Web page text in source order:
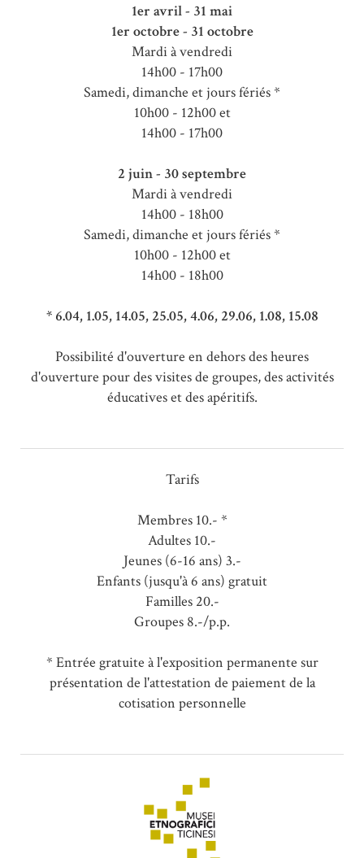
1er avril - 31 mai
1er octobre - 31 octobre
Mardi à vendredi
14h00 - 17h00
Samedi, dimanche et jours fériés *
10h00 - 12h00 et
14h00 - 17h00
2 juin - 30 septembre
Mardi à vendredi
14h00 - 18h00
Samedi, dimanche et jours fériés *
10h00 - 12h00 et
14h00 - 18h00
* 6.04, 1.05, 14.05, 25.05, 4.06, 29.06, 1.08, 15.08
Possibilité d'ouverture en dehors des heures
d'ouverture pour des visites de groupes, des activités
éducatives et des apéritifs.
Tarifs
Membres 10.- *
Adultes 10.-
Jeunes (6-16 ans) 3.-
Enfants (jusqu'à 6 ans) gratuit
Familles 20.-
Groupes 8.-/p.p.
* Entrée gratuite à l'exposition permanente sur
présentation de l'attestation de paiement de la
cotisation personnelle